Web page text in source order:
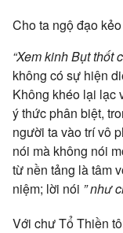
Cho ta ngộ đạo
“Xem kinh Bụt thốt
không có sự hiện
Không khéo lại lạc
ý thức phân biệt,
người ta vào trí vô
nói mà không nói
từ nền tảng là tâm
niệm; lời nói ” như
Với chư Tổ Thiền